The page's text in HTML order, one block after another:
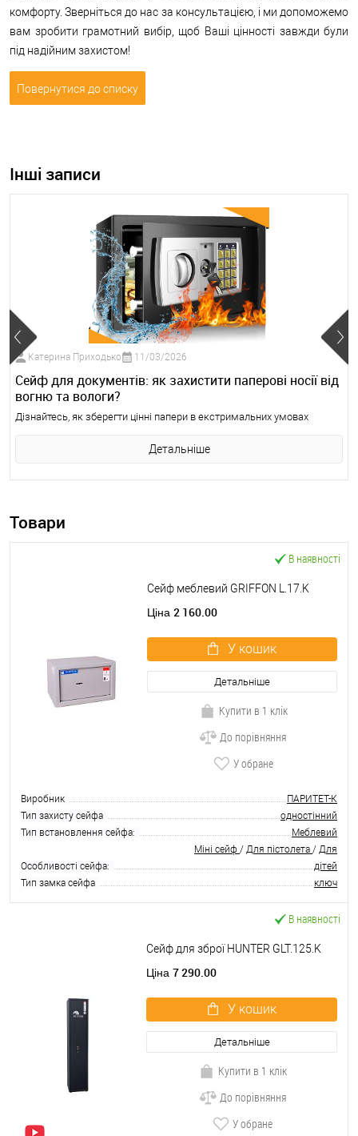
комфорту. Зверніться до нас за консультацією, і ми допоможемо
вам зробити грамотний вибір, щоб Ваші цінності завжди були
під надійним захистом!
Повернутися до списку
Інші записи
Катерина Приходько 11/03/2026
Сейф для документів: як захистити паперові носії від
вогню та вологи?
Дізнайтесь, як зберегти цінні папери в екстримальних умовах
Детальніше
Товари
В наявності
Сейф меблевий GRIFFON L.17.K
Ціна 2 160.00
У кошик
Детальніше
Купити в 1 клік
До порівняння
У обране
Виробник
ПАРИТЕТ-К
Тип захисту сейфа
одностінний
Тип встановлення сейфа:
Меблевий
Особливості сейфа:
Міні сейф / Для пістолета / Для
дітей
Тип замка сейфа
ключ
В наявності
Сейф для зброї HUNTER GLT.125.K
Ціна 7 290.00
У кошик
Детальніше
Купити в 1 клік
До порівняння
У обране